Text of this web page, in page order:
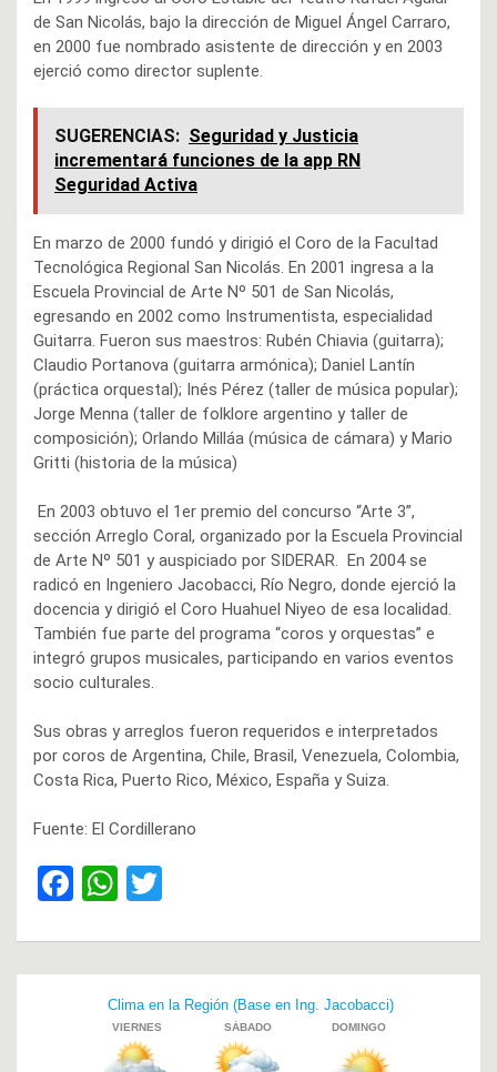
de San Nicolás, bajo la dirección de Miguel Ángel Carraro,
en 2000 fue nombrado asistente de dirección y en 2003
ejerció como director suplente.
SUGERENCIAS: Seguridad y Justicia
incrementará funciones de la app RN
Seguridad Activa
En marzo de 2000 fundó y dirigió el Coro de la Facultad
Tecnológica Regional San Nicolás. En 2001 ingresa a la
Escuela Provincial de Arte Nº 501 de San Nicolás,
egresando en 2002 como Instrumentista, especialidad
Guitarra. Fueron sus maestros: Rubén Chiavia (guitarra);
Claudio Portanova (guitarra armónica); Daniel Lantín
(práctica orquestal); Inés Pérez (taller de música popular);
Jorge Menna (taller de folklore argentino y taller de
composición); Orlando Milláa (música de cámara) y Mario
Gritti (historia de la música)
En 2003 obtuvo el 1er premio del concurso “Arte 3”,
sección Arreglo Coral, organizado por la Escuela Provincial
de Arte Nº 501 y auspiciado por SIDERAR. En 2004 se
radicó en Ingeniero Jacobacci, Río Negro, donde ejerció la
docencia y dirigió el Coro Huahuel Niyeo de esa localidad.
También fue parte del programa “coros y orquestas” e
integró grupos musicales, participando en varios eventos
socio culturales.
Sus obras y arreglos fueron requeridos e interpretados
por coros de Argentina, Chile, Brasil, Venezuela, Colombia,
Costa Rica, Puerto Rico, México, España y Suiza.
Fuente: El Cordillerano
F
ce
W
at
s
A
p
tt
er
entradas